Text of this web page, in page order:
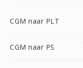
CGM naar PLT
CGM naar PS